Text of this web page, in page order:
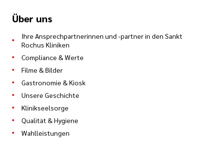
Über uns
Ihre Ansprechpartnerinnen und -partner in den Sankt
Rochus Kliniken
Compliance & Werte
Filme & Bilder
Gastronomie & Kiosk
Unsere Geschichte
Klinikseelsorge
Qualität & Hygiene
Wahlleistungen